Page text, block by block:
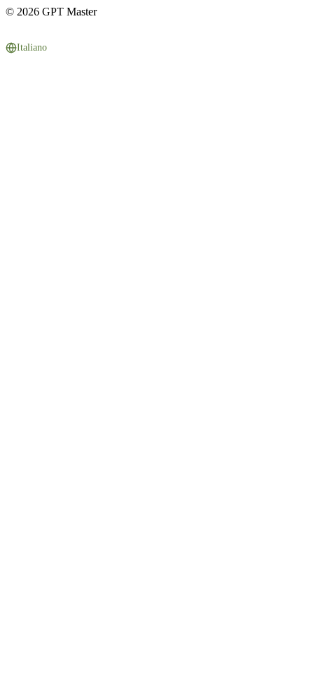
© 2026 GPT Master
Italiano